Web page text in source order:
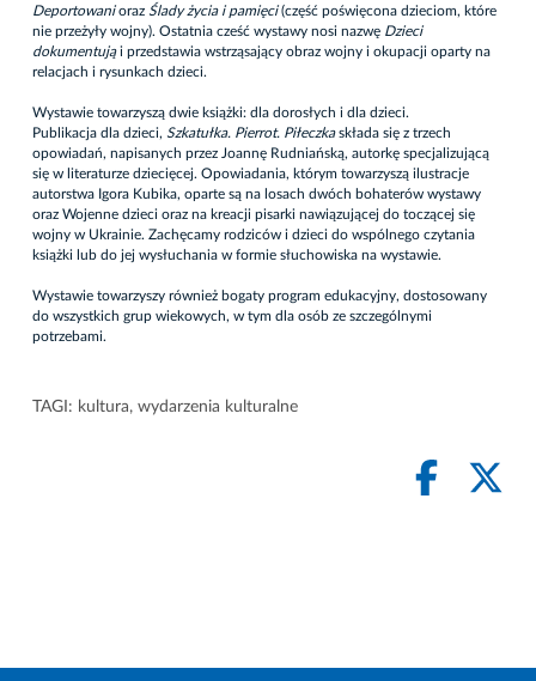
Deportowanioraz Ślady życia i pamięci(część poświęcona dzieciom, które
nie przeżyły wojny). Ostatnia cześć wystawy nosi nazwę Dzieci
dokumentująi przedstawia wstrząsający obraz wojny i okupacji oparty na
relacjach i rysunkach dzieci.
Wystawie towarzyszą dwie książki: dla dorosłych i dla dzieci.
Publikacja dla dzieci, Szkatułka. Pierrot. Piłeczkaskłada się z trzech
opowiadań, napisanych przez Joannę Rudniańską, autorkę specjalizującą
się w literaturze dziecięcej. Opowiadania, którym towarzyszą ilustracje
autorstwa Igora Kubika, oparte są na losach dwóch bohaterów wystawy
oraz Wojenne dzieci oraz na kreacji pisarki nawiązującej do toczącej się
wojny w Ukrainie. Zachęcamy rodziców i dzieci do wspólnego czytania
książki lub do jej wysłuchania w formie słuchowiska na wystawie.
Wystawie towarzyszy również bogaty program edukacyjny, dostosowany
do wszystkich grup wiekowych, w tym dla osób ze szczególnymi
potrzebami.
TAGI: kultura, wydarzenia kulturalne